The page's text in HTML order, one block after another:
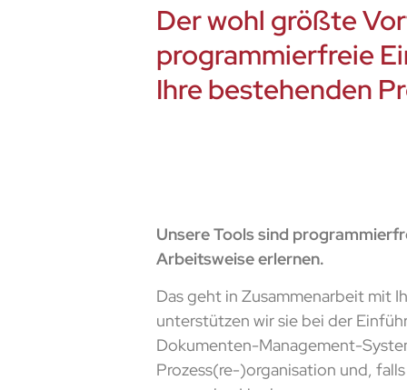
Der wohl größte
programmierfreie
Ihre bestehenden
Unsere Tools sind
Arbeitsweise erlernen.
Das geht in Zusammenarbeit mit
unterstützen wir sie bei der
Dokumenten-Management-
Prozess(re-)organisation und,